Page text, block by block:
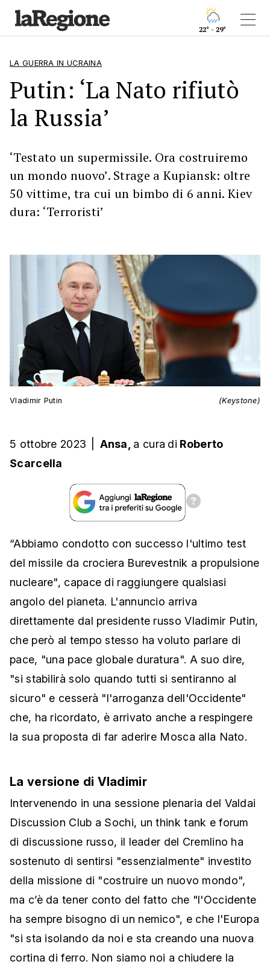
22° - 29°
LA GUERRA IN UCRAINA
Putin: ‘La Nato rifiutò
la Russia’
‘Testato un supermissile. Ora costruiremo
un mondo nuovo’. Strage a Kupiansk: oltre
50 vittime, tra cui un bimbo di 6 anni. Kiev
dura: ‘Terroristi’
Vladimir Putin (Keystone)
5 ottobre 2023 Ansa, a cura di Roberto
Scarcella
“Abbiamo condotto con successo l'ultimo test
del missile da crociera Burevestnik a propulsione
nucleare", capace di raggiungere qualsiasi
angolo del pianeta. L'annuncio arriva
direttamente dal presidente russo Vladimir Putin,
che però al tempo stesso ha voluto parlare di
pace, "una pace globale duratura". A suo dire,
"si stabilirà solo quando tutti si sentiranno al
sicuro" e cesserà "l'arroganza dell'Occidente"
che, ha ricordato, è arrivato anche a respingere
la sua proposta di far aderire Mosca alla Nato.
La versione di Vladimir
Intervenendo in una sessione plenaria del Valdai
Discussion Club a Sochi, un think tank e forum
di discussione russo, il leader del Cremlino ha
sostenuto di sentirsi "essenzialmente" investito
della missione di "costruire un nuovo mondo",
ma c’è da tener conto del fatto che "l'Occidente
ha sempre bisogno di un nemico", e che l'Europa
"si sta isolando da noi e sta creando una nuova
cortina di ferro. Non siamo noi a chiudere la